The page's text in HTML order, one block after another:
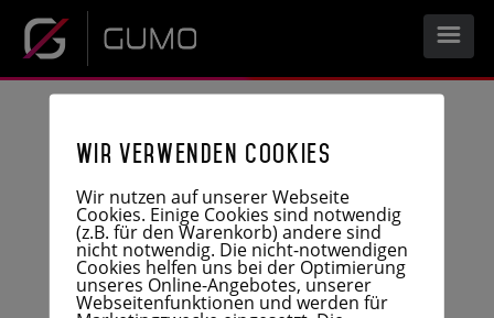
UNTERNEHMEN
LEISTUNGEN
Wir verwenden Cookies
Wir nutzen auf unserer Webseite
Cookies. Einige Cookies sind notwendig
(z.B. für den Warenkorb) andere sind
nicht notwendig. Die nicht-notwendigen
Cookies helfen uns bei der Optimierung
unseres Online-Angebotes, unserer
Webseitenfunktionen und werden für